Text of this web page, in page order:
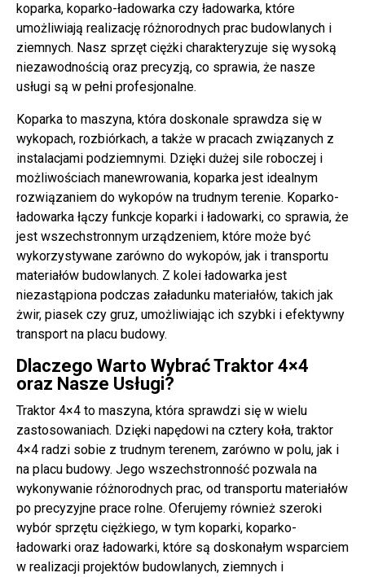
koparka, koparko-ładowarka czy ładowarka, które
umożliwiają realizację różnorodnych prac budowlanych i
ziemnych. Nasz sprzęt ciężki charakteryzuje się wysoką
niezawodnością oraz precyzją, co sprawia, że nasze
usługi są w pełni profesjonalne.
Koparka to maszyna, która doskonale sprawdza się w
wykopach, rozbiórkach, a także w pracach związanych z
instalacjami podziemnymi. Dzięki dużej sile roboczej i
możliwościach manewrowania, koparka jest idealnym
rozwiązaniem do wykopów na trudnym terenie. Koparko-
ładowarka łączy funkcje koparki i ładowarki, co sprawia, że
jest wszechstronnym urządzeniem, które może być
wykorzystywane zarówno do wykopów, jak i transportu
materiałów budowlanych. Z kolei ładowarka jest
niezastąpiona podczas załadunku materiałów, takich jak
żwir, piasek czy gruz, umożliwiając ich szybki i efektywny
transport na placu budowy.
Dlaczego Warto Wybrać Traktor 4×4
oraz Nasze Usługi?
Traktor 4×4 to maszyna, która sprawdzi się w wielu
zastosowaniach. Dzięki napędowi na cztery koła, traktor
4×4 radzi sobie z trudnym terenem, zarówno w polu, jak i
na placu budowy. Jego wszechstronność pozwala na
wykonywanie różnorodnych prac, od transportu materiałów
po precyzyjne prace rolne. Oferujemy również szeroki
wybór sprzętu ciężkiego, w tym koparki, koparko-
ładowarki oraz ładowarki, które są doskonałym wsparciem
w realizacji projektów budowlanych, ziemnych i